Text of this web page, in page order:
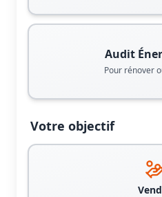
Audit
Pour rénover
Votre objectif